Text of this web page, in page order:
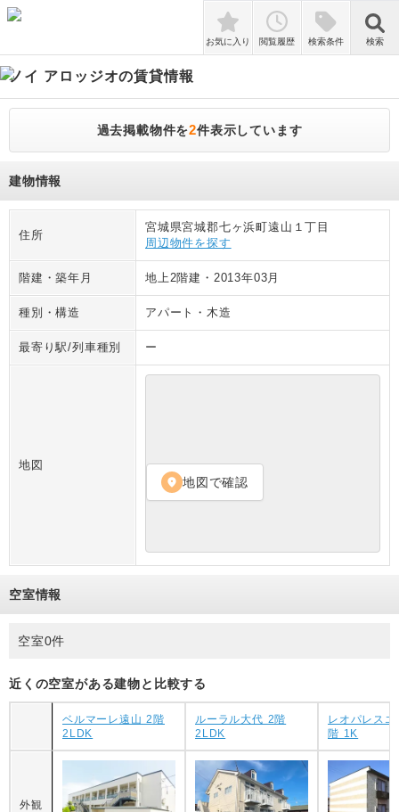
検索
お気に入り 閲覧履歴 検索条件 検索
ノイ アロッジオの賃貸情報
過去掲載物件を2件表示しています
建物情報
住所
宮城県宮城郡七ヶ浜町遠山１丁目
周辺物件を探す
階建・築年月 地上2階建 ・ 2013年03月
種別・構造 アパート ・木造
最寄り駅/列車種別 ー
地図
location_on 地図で確認
空室情報
空室0件
近くの空室がある建物と比較する
ベルマーレ遠山 2階
2LDK
ルーラル大代 2階
2LDK
レオパレス
階 1K
外観